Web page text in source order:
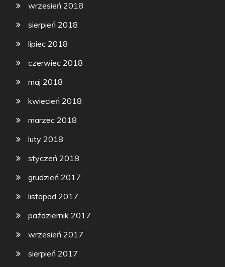
wrzesień 2018
sierpień 2018
lipiec 2018
czerwiec 2018
maj 2018
kwiecień 2018
marzec 2018
luty 2018
styczeń 2018
grudzień 2017
listopad 2017
październik 2017
wrzesień 2017
sierpień 2017